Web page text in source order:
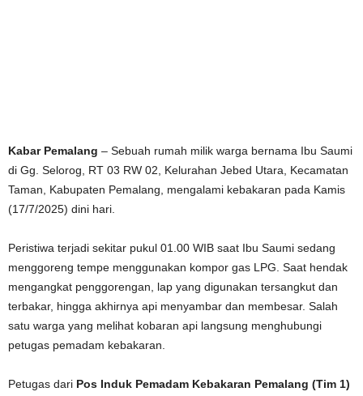
Kabar Pemalang – Sebuah rumah milik warga bernama Ibu Saumi
di Gg. Selorog, RT 03 RW 02, Kelurahan Jebed Utara, Kecamatan
Taman, Kabupaten Pemalang, mengalami kebakaran pada Kamis
(17/7/2025) dini hari.
Peristiwa terjadi sekitar pukul 01.00 WIB saat Ibu Saumi sedang
menggoreng tempe menggunakan kompor gas LPG. Saat hendak
mengangkat penggorengan, lap yang digunakan tersangkut dan
terbakar, hingga akhirnya api menyambar dan membesar. Salah
satu warga yang melihat kobaran api langsung menghubungi
petugas pemadam kebakaran.
Petugas dari Pos Induk Pemadam Kebakaran Pemalang (Tim 1)